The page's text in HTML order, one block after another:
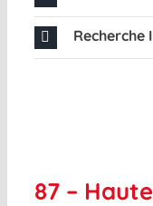
Recherche
87 –